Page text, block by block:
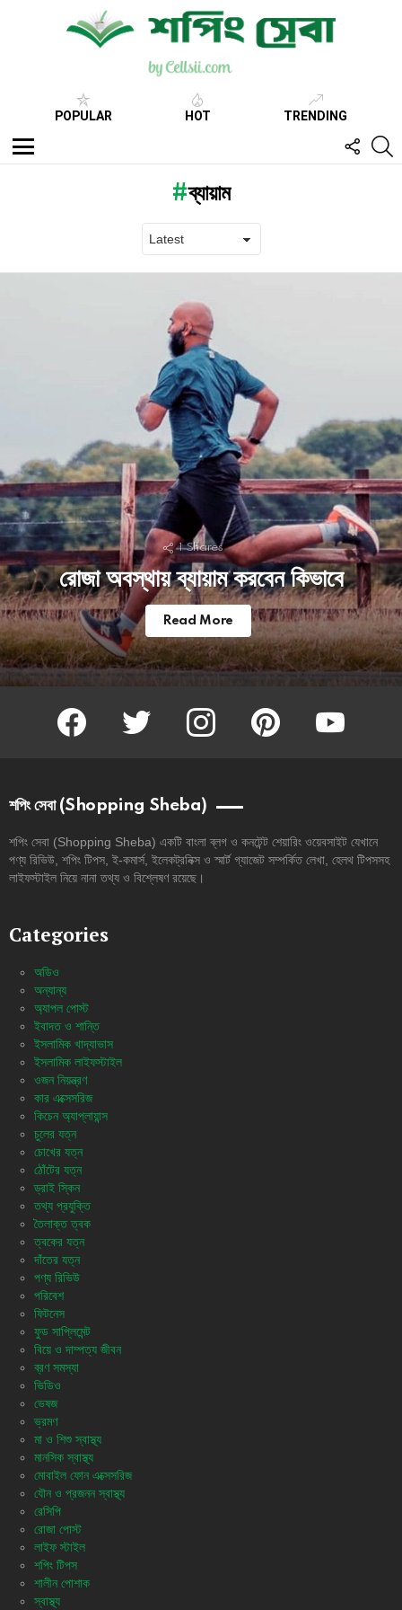
POPULAR HOT TRENDING
Menu
US
ব্যায়াম
Latest
stories
1 Shares
রোজা অবস্থায় ব্যায়াম করবেন কিভাবে
Read More
facebook twitter instagram pinterest youtube
শপিং সেবা (Shopping Sheba)
শপিং সেবা (Shopping Sheba) একটি বাংলা ব্লগ ও কনটেন্ট শেয়ারিং ওয়েবসাইট যেখানে
পণ্য রিভিউ, শপিং টিপস, ই-কমার্স, ইলেকট্রনিক্স ও স্মার্ট গ্যাজেট সম্পর্কিত লেখা, হেলথ টিপসসহ
লাইফস্টাইল নিয়ে নানা তথ্য ও বিশ্লেষণ রয়েছে।
Categories
অডিও
অন্যান্য
অ্যাপল পোস্ট
ইবাদত ও শান্তি
ইসলামিক খাদ্যাভাস
ইসলামিক লাইফস্টাইল
ওজন নিয়ন্ত্রণ
কার এক্সেসরিজ
কিচেন অ্যাপ্লায়ান্স
চুলের যত্ন
চোখের যত্ন
ঠোঁটের যত্ন
ড্রাই স্কিন
তথ্য প্রযুক্তি
তৈলাক্ত ত্বক
ত্বকের যত্ন
দাঁতের যত্ন
পণ্য রিভিউ
পরিবেশ
ফিটনেস
ফুড সাপ্লিমেন্ট
বিয়ে ও দাম্পত্য জীবন
ব্রণ সমস্যা
ভিডিও
ভেষজ
ভ্রমণ
মা ও শিশু স্বাস্থ্য
মানসিক স্বাস্থ্য
মোবাইল ফোন এক্সেসরিজ
যৌন ও প্রজনন স্বাস্থ্য
রেসিপি
রোজা পোস্ট
লাইফ স্টাইল
শপিং টিপস
শালীন পোশাক
স্বাস্থ্য